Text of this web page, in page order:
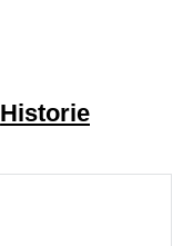
Historie